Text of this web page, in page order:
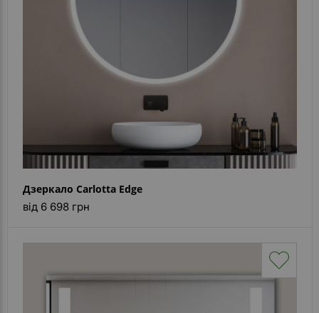
Дзеркало Carlotta Edge
від 6 698 грн